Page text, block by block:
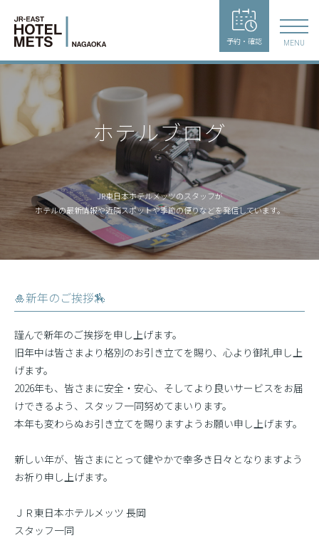
予約・確認 MENU
ホテルブログ
JR東日本ホテルメッツのスタッフが
ホテルの最新情報や近隣スポットや季節の便りなどを発信しています。
🎍新年のご挨拶🏇
謹んで新年のご挨拶を申し上げます。
旧年中は皆さまより格別のお引き立てを賜り、心より御礼申し上
げます。
2026年も、皆さまに安全・安心、そしてより良いサービスをお届
けできるよう、スタッフ一同努めてまいります。
本年も変わらぬお引き立てを賜りますようお願い申し上げます。
新しい年が、皆さまにとって健やかで幸多き日々となりますよう
お祈り申し上げます。
ＪＲ東日本ホテルメッツ 長岡
スタッフ一同